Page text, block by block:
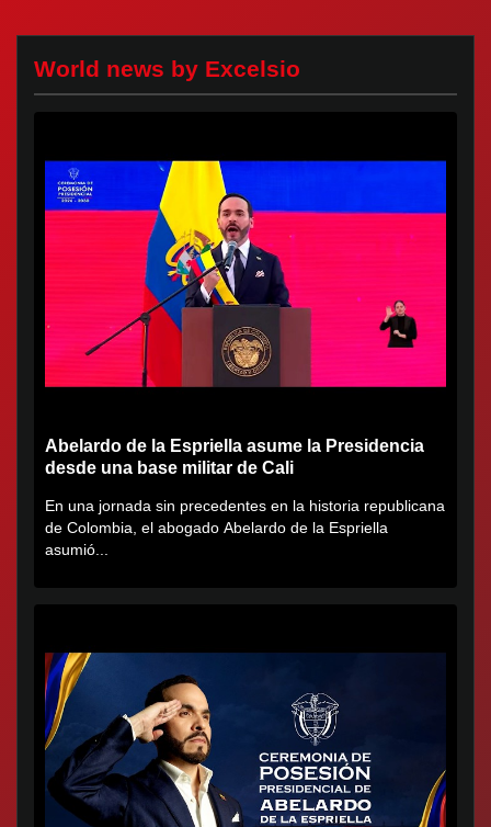
World news by Excelsio
Abelardo de la Espriella asume la Presidencia
desde una base militar de Cali
En una jornada sin precedentes en la historia republicana
de Colombia, el abogado Abelardo de la Espriella
asumió...